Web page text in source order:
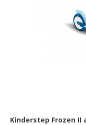
Kinderstep Frozen